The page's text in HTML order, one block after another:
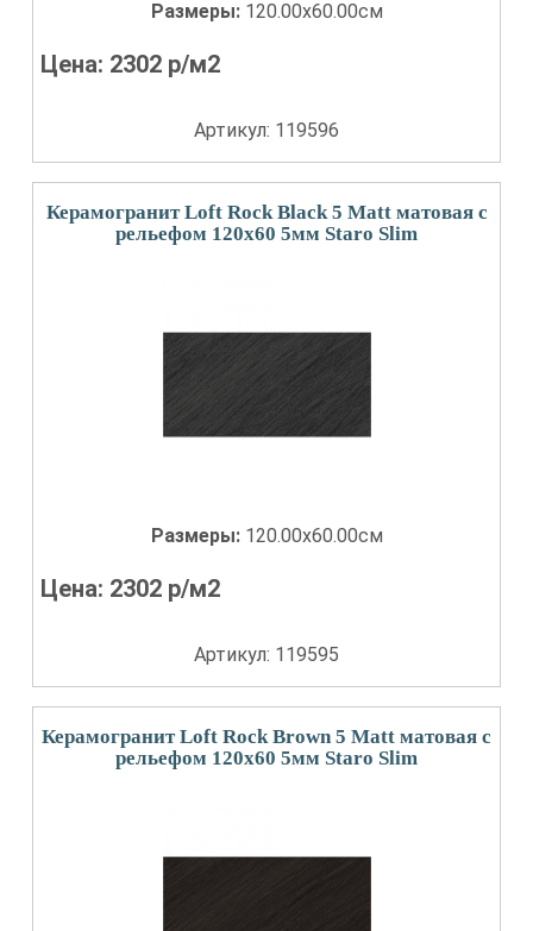
Размеры: 120.00x60.00см
Цена: 2302 р/м2
Артикул: 119596
Керамогранит Loft Rock Black 5 Matt матовая с
рельефом 120x60 5мм Staro Slim
Размеры: 120.00x60.00см
Цена: 2302 р/м2
Артикул: 119595
Керамогранит Loft Rock Brown 5 Matt матовая с
рельефом 120x60 5мм Staro Slim